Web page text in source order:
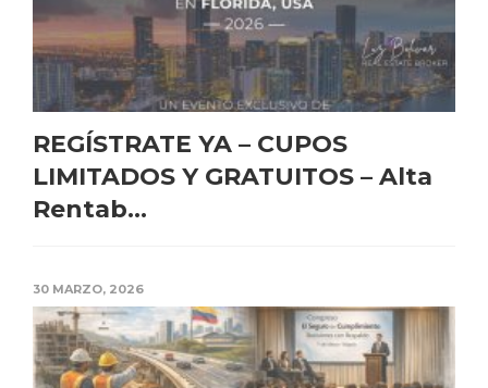
REGÍSTRATE YA – CUPOS
LIMITADOS Y GRATUITOS – Alta
Rentab...
30 MARZO, 2026